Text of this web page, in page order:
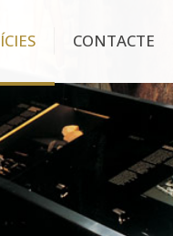
CONTACTE